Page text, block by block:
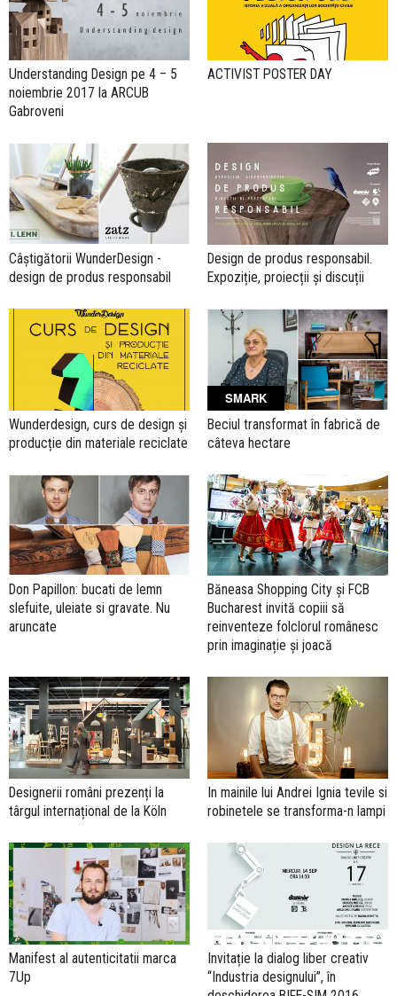
Understanding Design pe 4 – 5
noiembrie 2017 la ARCUB
Gabroveni
ACTIVIST POSTER DAY
Câștigătorii WunderDesign -
design de produs responsabil
Design de produs responsabil.
Expoziție, proiecții și discuții
Wunderdesign, curs de design și
producție din materiale reciclate
SMARK
Beciul transformat în fabrică de
câteva hectare
Don Papillon: bucati de lemn
slefuite, uleiate si gravate. Nu
aruncate
Băneasa Shopping City și FCB
Bucharest invită copiii să
reinventeze folclorul românesc
prin imaginație și joacă
Designerii români prezenți la
târgul internațional de la Köln
In mainile lui Andrei Ignia tevile si
robinetele se transforma-n lampi
Manifest al autenticitatii marca
7Up
Invitație la dialog liber creativ
“Industria designului”, în